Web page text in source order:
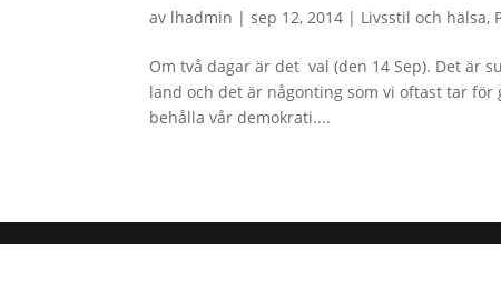
av lhadmin |sep 12, 2014 | Livsstil och hälsa,
Om två dagar är det val (den 14 Sep). Det är
land och det är någonting som vi oftast tar
behålla vår demokrati....